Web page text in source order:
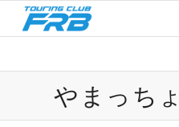
やまっちょ